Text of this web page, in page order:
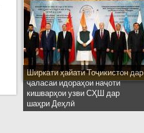
Ширкати ҳайати Тоҷикистон дар
ҷаласаи идораҳои наҷоти
кишварҳои узви СҲШ дар
шаҳри Деҳлӣ